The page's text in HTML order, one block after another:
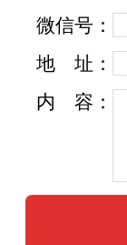
样的选择。
的穿着体验
展现活力
轻盈活力的穿
休闲鞋，到
微信号：
地
址：
内
容：